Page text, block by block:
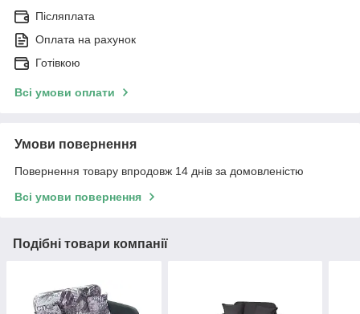
Післяплата
Оплата на рахунок
Готівкою
Всі умови оплати
Умови повернення
Повернення товару впродовж 14 днів за домовленістю
Всі умови повернення
Подібні товари компанії